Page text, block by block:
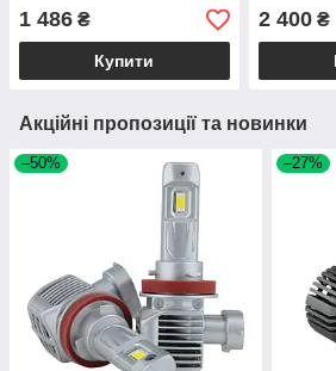
1 486 ₴
Купити
2 400₴
Акційні пропозиції та новинки
–50% –27%